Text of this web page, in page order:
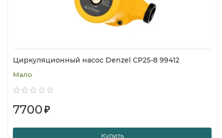
Циркуляционный насос Denzel CP25-8 99412
Мало
7700₽
Купить